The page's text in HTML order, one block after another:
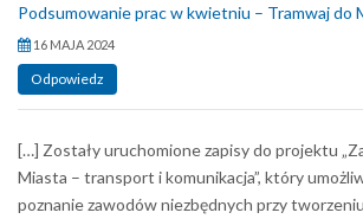
Podsumowanie prac w kwietniu – Tramwaj do
16 MAJA 2024
Odpowiedz
[…] Zostały uruchomione zapisy do projektu
Miasta – transport i komunikacja”, który
poznanie zawodów niezbędnych przy